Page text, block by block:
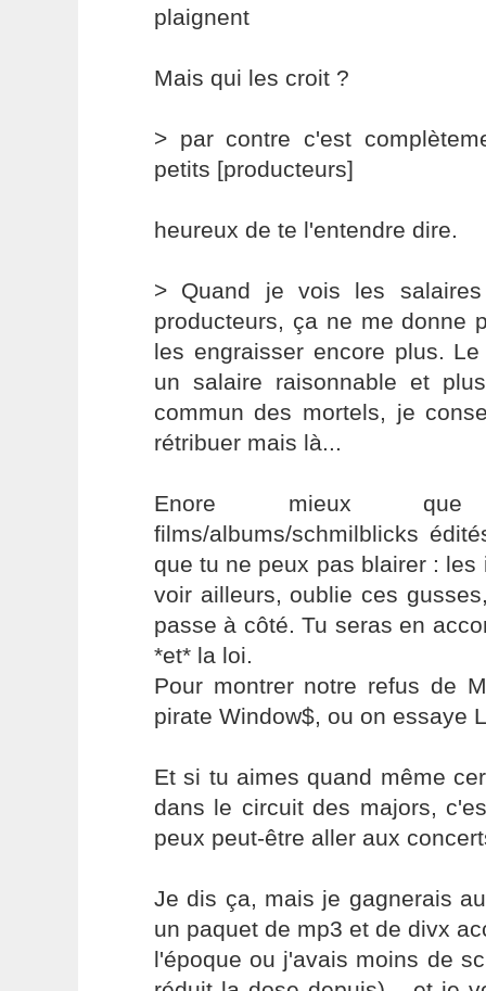
plaignent
Mais qui les croit ?
> par contre c'est
petits [producteurs]
heureux de te l'entendre dire.
> Quand je vois les
producteurs, ça ne me donne
les engraisser encore plus.
un salaire raisonnable et
commun des mortels, je
rétribuer mais là...
Enore mieux
films/albums/schmilblicks
que tu ne peux pas blairer : les
voir ailleurs, oublie ces
passe à côté. Tu seras en
*et* la loi.
Pour montrer notre refus de
pirate Window$, ou on essaye
Et si tu aimes quand même
dans le circuit des majors,
peux peut-être aller aux
Je dis ça, mais je gagnerais
un paquet de mp3 et de divx
l'époque ou j'avais moins de